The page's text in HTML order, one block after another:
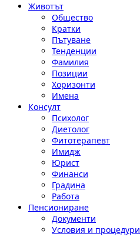
Животът
Общество
Кратки
Пътуване
Тенденции
Фамилия
Позиции
Хоризонти
Имена
Консулт
Психолог
Диетолог
Фитотерапевт
Имидж
Юрист
Финанси
Градина
Работа
Пенсиониране
Документи
Условия и процедури